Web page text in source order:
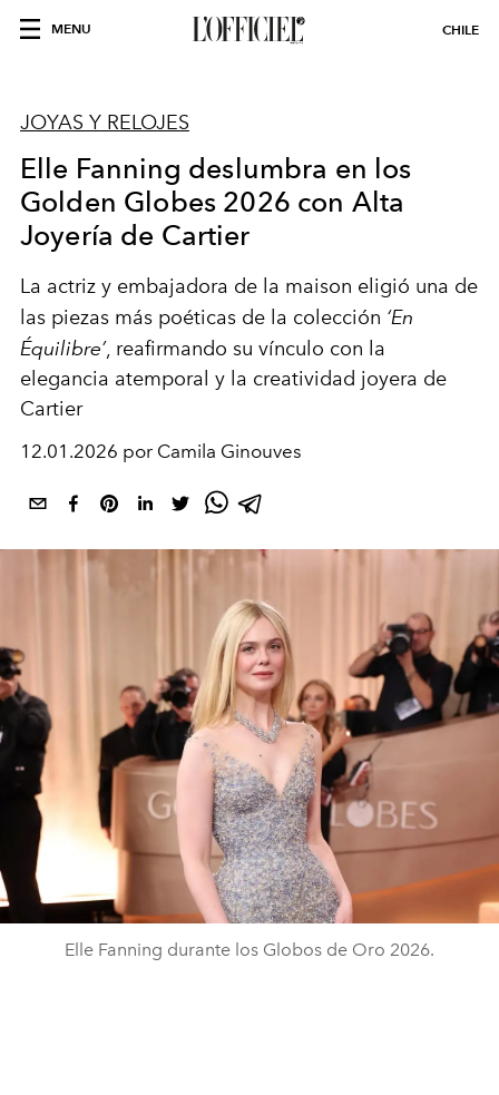
MENU CHILE
JOYAS Y RELOJES
Elle Fanning deslumbra en los
Golden Globes 2026 con Alta
Joyería de Cartier
La actriz y embajadora de la maison eligió una de
las piezas más poéticas de la colección ‘En
Équilibre’, reafirmando su vínculo con la
elegancia atemporal y la creatividad joyera de
Cartier
12.01.2026 por Camila Ginouves
Elle Fanning durante los Globos de Oro 2026.